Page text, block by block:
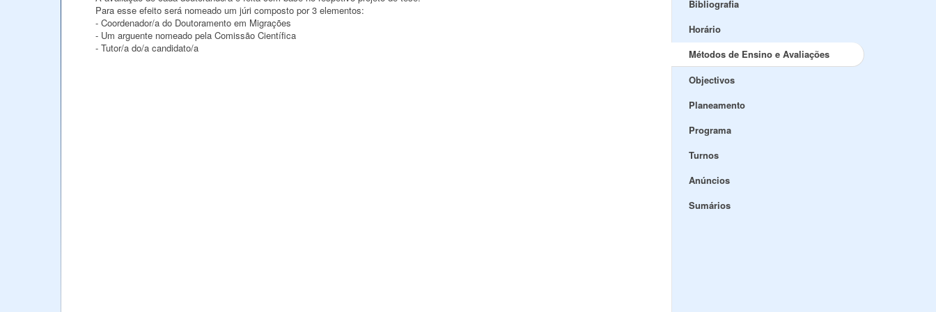
Para esse efeito será nomeado um júri composto por 3 elementos:
- Coordenador/a do Doutoramento em Migrações
- Um arguente nomeado pela Comissão Científica
- Tutor/a do/a candidato/a
Bibliografia
Horário
Métodos de Ensino e Avaliações
Objectivos
Planeamento
Programa
Turnos
Anúncios
Sumários